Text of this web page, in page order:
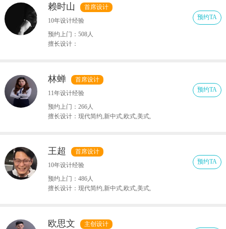
赖时山
首席设计
10年设计经验
预约上门：508人
擅长设计：
预约TA
林蝉
首席设计
11年设计经验
预约上门：266人
擅长设计：现代简约,新中式,欧式,美式,
预约TA
王超
首席设计
10年设计经验
预约上门：486人
擅长设计：现代简约,新中式,欧式,美式,
预约TA
欧思文
主创设计